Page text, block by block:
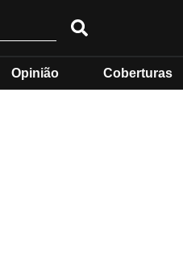
Opinião Coberturas